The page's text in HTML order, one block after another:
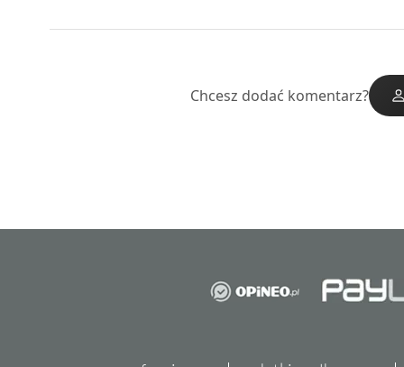
Chcesz dodać komentarz?